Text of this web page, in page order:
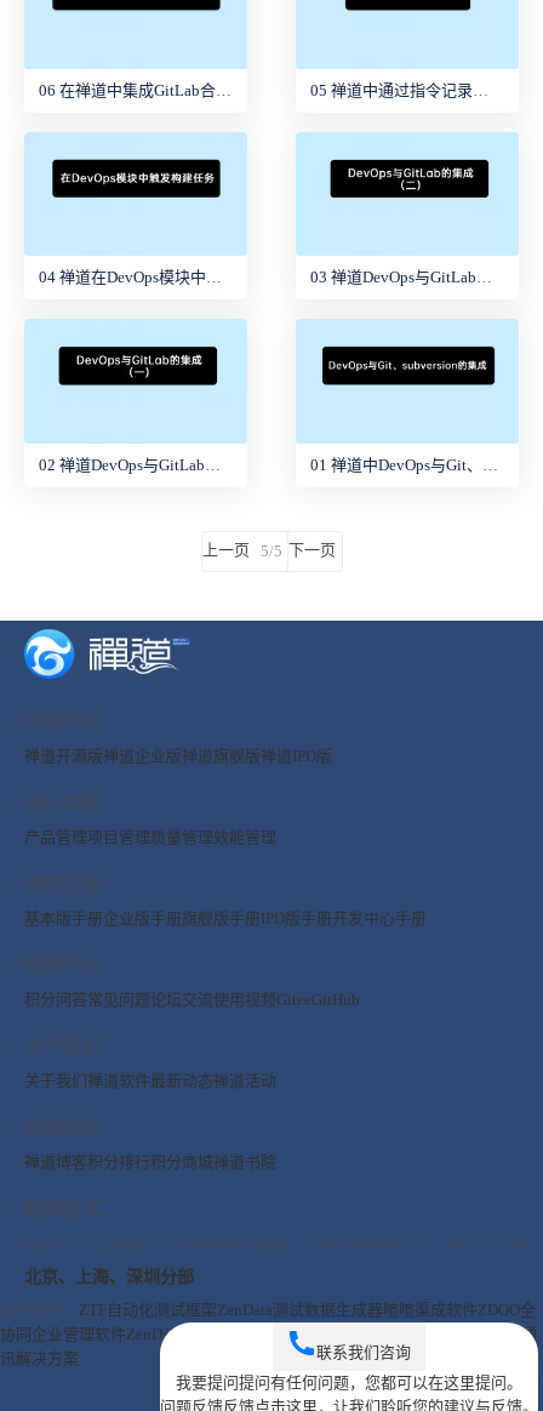
04 禅道在DevOps模块中触发构建任务 03 禅道DevOps与GitLab的集成（2）
02 禅道DevOps与GitLab的集成（1） 01 禅道中DevOps与Git、Subversion的集成
上一页 5/5 下一页
禅道产品
禅道开源版禅道企业版禅道旗舰版禅道IPD版
核心功能
产品管理项目管理质量管理效能管理
使用文档
基本版手册企业版手册旗舰版手册IPD版手册开发中心手册
帮助中心
积分问答常见问题论坛交流使用视频GiteeGitHub
关于我们
关于我们禅道软件最新动态禅道活动
禅道社区
禅道博客积分排行积分商城禅道书院
联系方式
联系人：丁芝 电话：17663906485 微信：17663906485
Q Q：1481227768
北京、上海、深圳分部
友情链接： ZTF自动化测试框架ZenData测试数据生成器喧喧渠成软件ZDOO全
协同企业管理软件ZenDAS数据分析工具 ZenShot跨平台截图工具
飞信鼎即时通
讯解决方案
联系我们咨询
我要提问提问有任何问题，您都可以在这里提问。
问题反馈反馈点击这里，让我们聆听您的建议与反馈。